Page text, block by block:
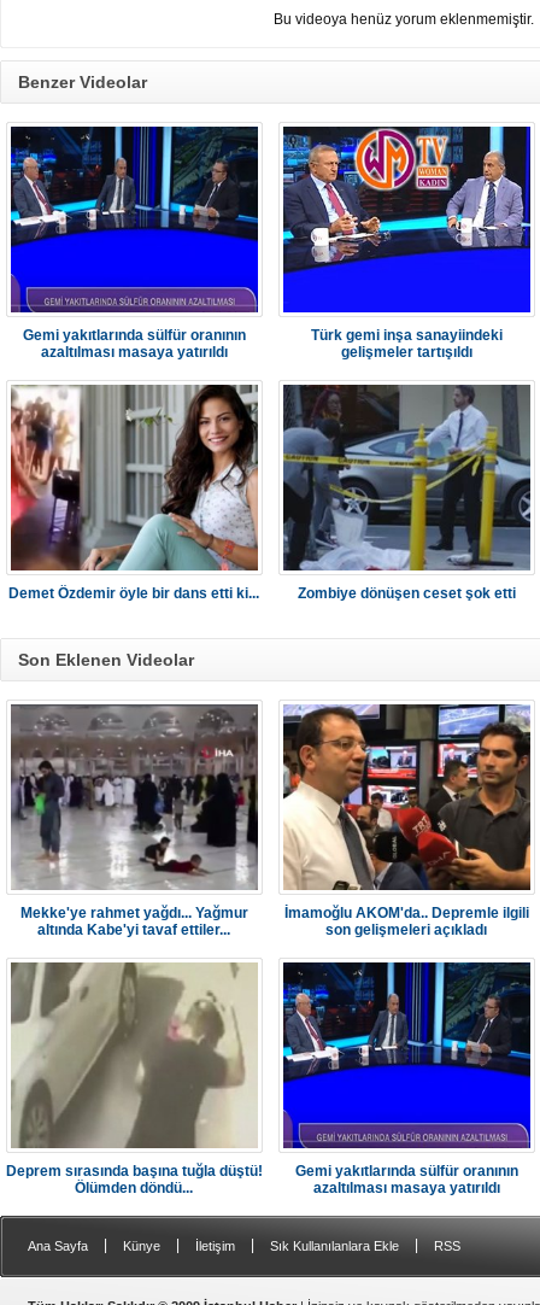
Bu videoya henüz yorum eklenmemiştir.
Benzer Videolar
Gemi yakıtlarında sülfür oranının
azaltılması masaya yatırıldı
Türk gemi inşa sanayiindeki
gelişmeler tartışıldı
Demet Özdemir öyle bir dans etti ki... Zombiye dönüşen ceset şok etti
Son Eklenen Videolar
Mekke'ye rahmet yağdı... Yağmur
altında Kabe'yi tavaf ettiler...
İmamoğlu AKOM'da.. Depremle ilgili
son gelişmeleri açıkladı
Deprem sırasında başına tuğla düştü!
Ölümden döndü...
Gemi yakıtlarında sülfür oranının
azaltılması masaya yatırıldı
Ana Sayfa Künye İletişim Sık Kullanılanlara Ekle RSS